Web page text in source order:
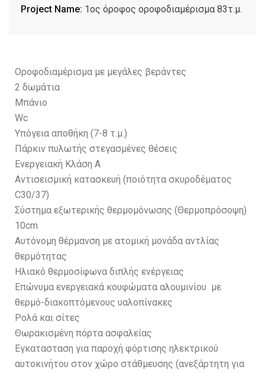
Project Name: 1ος όροφος οροφοδιαμέρισμα 83τ.μ.
Οροφοδιαμέρισμα με μεγάλες βεράντες
2 δωμάτια
Μπάνιο
Wc
Yπόγεια αποθήκη (7-8 τ.μ.)
Πάρκιν πυλωτής στεγασμένες θέσεις
Ενεργειακή Κλάση Α
Αντισεισμική κατασκευή (ποιότητα σκυροδέματος
C30/37)
Σύστημα εξωτερικής θερμομόνωσης (Θερμοπρόσοψη)
10cm
Αυτόνομη θέρμανση με ατομική μονάδα αντλίας
θερμότητας
Ηλιακό θερμοσίφωνα διπλής ενέργειας
Επώνυμα ενεργειακά κουφώματα αλουμινίου με
θερμό-διακοπτόμενους υαλοπίνακες
Ρολά και σίτες
Θωρακισμένη πόρτα ασφαλείας
Εγκατασταση για παροχή φόρτισης ηλεκτρικού
αυτοκινήτου στον χώρο στάθμευσης (ανεξάρτητη για